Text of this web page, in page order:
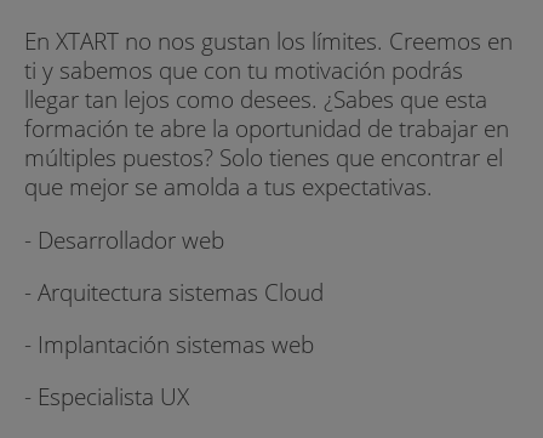
Con este ciclo formativo, XTART te propone
especializarte para que puedas llegar tan lejos
como desees. Tú pones las ganas y nosotros la
metodología, tecnología y un equipo docente de
primer nivel para que te conviertas en el
candidato perfecto para la industria. Todo ello a
través de un programa de estudios que te
ambiente laboral gracias a tu especialización en,
En XTART no nos gustan los límites. Creemos en
ti y sabemos que con tu motivación podrás
llegar tan lejos como desees. ¿Sabes que esta
formación te abre la oportunidad de trabajar en
múltiples puestos? Solo tienes que encontrar el
que mejor se amolda a tus expectativas.
- Desarrollador web
- Arquitectura sistemas Cloud
- Implantación sistemas web
- Especialista UX